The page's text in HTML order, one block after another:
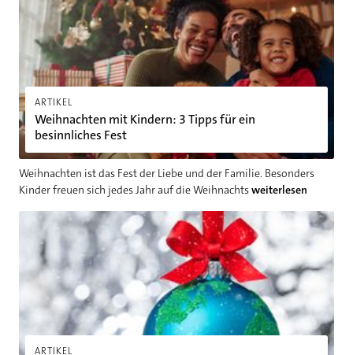
ARTIKEL
Weihnachten mit Kindern: 3 Tipps für ein
besinnliches Fest
Weihnachten ist das Fest der Liebe und der Familie. Besonders
Kinder freuen sich jedes Jahr auf die Weihnachtsweiterlesen
ARTIKEL
Weihnachten nachhaltig feiern: 5 Tipps